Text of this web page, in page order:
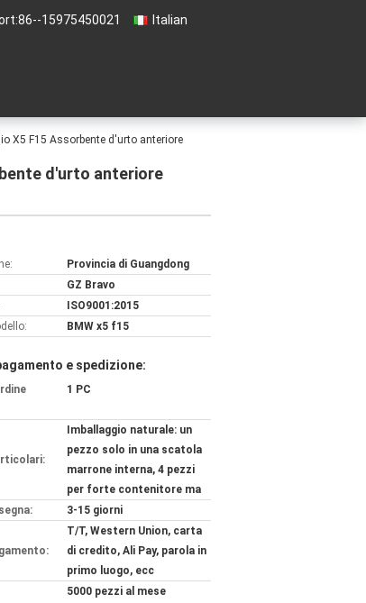
Italian
86--15975450021
X5 F15 Assorbente d'urto anteriore
d'urto anteriore
Provincia di Guangdong
GZ Bravo
ISO9001:2015
BMW x5 f15
e spedizione:
1 PC
Imballaggio naturale: un
pezzo solo in una scatola
marrone interna, 4 pezzi
per forte contenitore ma
3-15 giorni
T/T, Western Union, carta
di credito, Ali Pay, parola in
primo luogo, ecc
5000 pezzi al mese